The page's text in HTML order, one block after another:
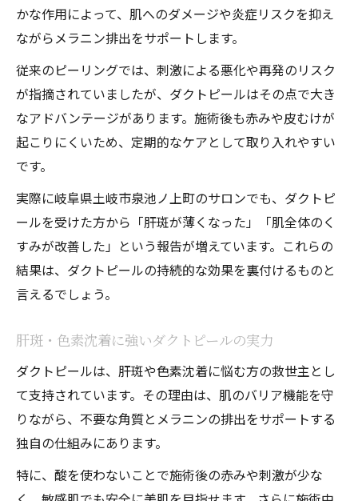
かな作用によって、肌へのダメージや炎症リスクを抑え
ながらメラニン排出をサポートします。
従来のピーリングでは、刺激による悪化や再発のリスク
が指摘されていましたが、ダクトピールはその点で大き
なアドバンテージがあります。施術後も赤みや皮むけが
起こりにくいため、定期的なケアとして取り入れやすい
です。
実際に岐阜県土岐市泉池ノ上町のサロンでも、ダクトピ
ールを受けた方から「肝斑が薄くなった」「肌全体のく
すみが改善した」という報告が増えています。これらの
結果は、ダクトピールの持続的な効果を裏付けるものと
言えるでしょう。
肝斑・色素沈着に強いダクトピールの実力
ダクトピールは、肝斑や色素沈着に悩む方の救世主とし
て支持されています。その理由は、肌のバリア機能を守
りながら、不要な角質とメラニンの排出をサポートする
独自の仕組みにあります。
特に、酸を使わないことで施術後の赤みや刺激が少な